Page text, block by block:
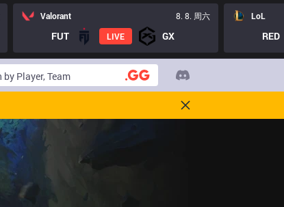
Valorant 8. 8. 周六
FUT LIVE GX
LoL
RED